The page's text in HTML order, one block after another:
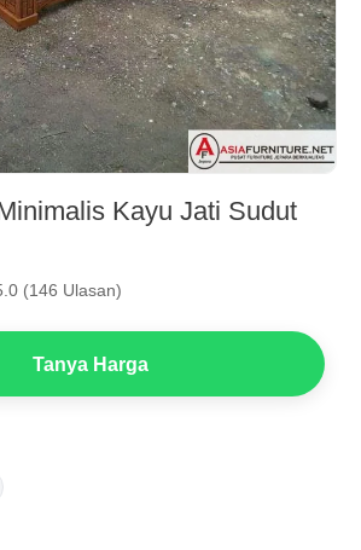
Kayu Jati Sudut
(146 Ulasan)
Tanya Harga